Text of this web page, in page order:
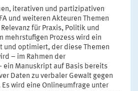
iterativen und partizipativen
und weiteren Akteuren Themen
für Praxis, Politik und
mehrstufigen Prozess wird ein
und optimiert, der diese Themen
– im Rahmen der
ein Manuskript auf Basis bereits
Daten zu verbaler Gewalt gegen
Es wird eine Onlineumfrage unter